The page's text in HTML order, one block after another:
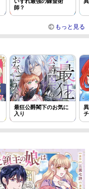
師？
もっと見る
最狂公爵閣下のお気に
入り